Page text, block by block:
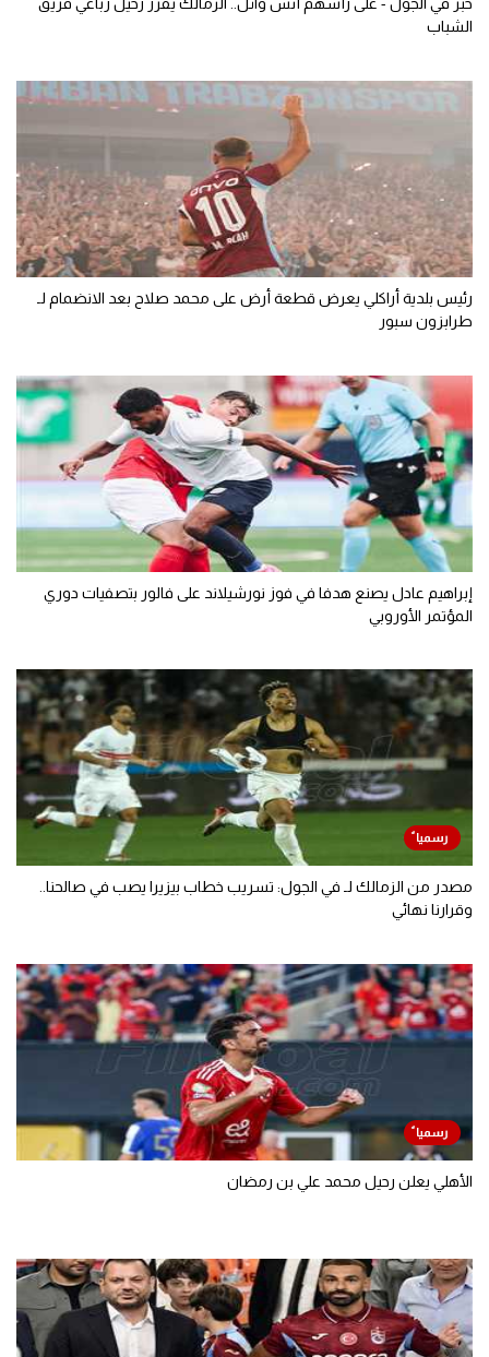
خبر في الجول - على رأسهم أنس وائل.. الزمالك يقرر رحيل رباعي فريق
الشباب
رئيس بلدية أراكلي يعرض قطعة أرض على محمد صلاح بعد الانضمام لـ
طرابزون سبور
إبراهيم عادل يصنع هدفا في فوز نورشيلاند على فالور بتصفيات دوري
المؤتمر الأوروبي
مصدر من الزمالك لـ في الجول: تسريب خطاب بيزيرا يصب في صالحنا..
وقرارنا نهائي
الأهلي يعلن رحيل محمد علي بن رمضان